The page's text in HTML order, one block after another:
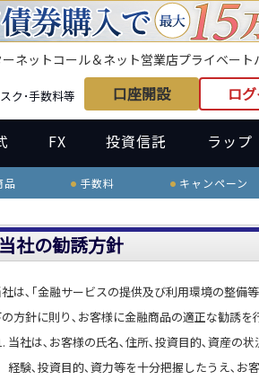
ネットコール＆ネット営業店プライベート
ク･手数料等 口座開設 ロ
FX 投資信託 ラップ
品 手数料 キャンペーン
当社の勧誘方針
は､｢金融サービスの提供及び利用環境の整備
方針に則り､お客様に金融商品の適正な勧誘を
当社は､お客様の氏名､住所､投資目的､資産の
経験､投資目的､資力等を十分把握したうえ､お